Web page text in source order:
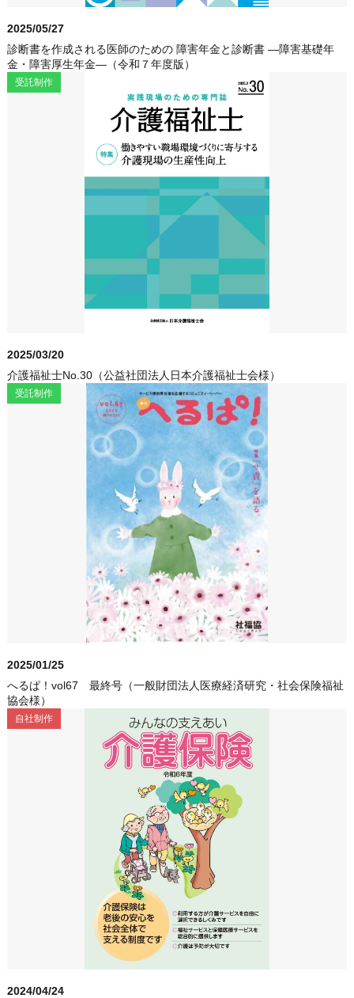
2025/05/27
診断書を作成される医師のための 障害年金と診断書 ―障害基礎年
金・障害厚生年金―（令和７年度版）
受託制作
2025/03/20
介護福祉士No.30（公益社団法人日本介護福祉士会様）
受託制作
2025/01/25
へるぱ！vol67 最終号（一般財団法人医療経済研究・社会保険福祉
協会様）
自社制作
2024/04/24